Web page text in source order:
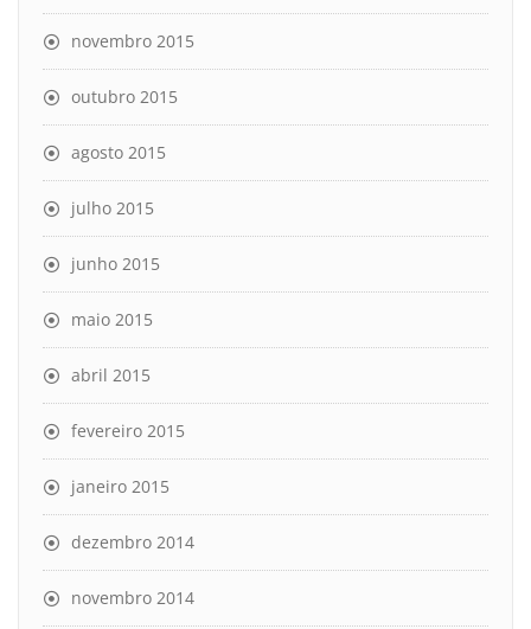
novembro 2015
outubro 2015
agosto 2015
julho 2015
junho 2015
maio 2015
abril 2015
fevereiro 2015
janeiro 2015
dezembro 2014
novembro 2014